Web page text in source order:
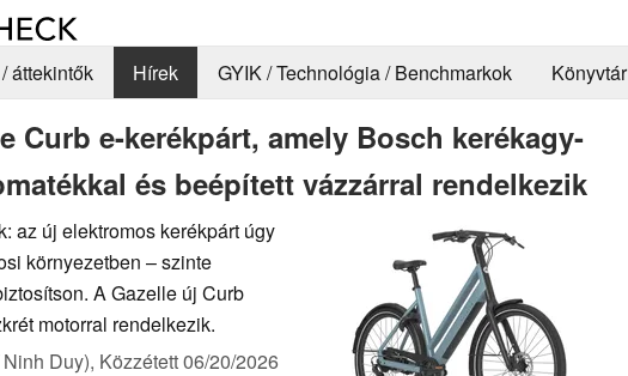
áttekintők Hírek GYIK / Technológia / Benchmarkok Könyvtár
Curb e-kerékpárt, amely Bosch kerékagy-
és beépített vázzárral rendelkezik
az új elektromos kerékpárt úgy
környezetben – szinte
A Gazelle új Curb
motorral rendelkezik.
Duy), Közzétett06/20/2026